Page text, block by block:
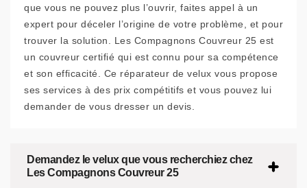
que vous ne pouvez plus l’ouvrir, faites appel à un
expert pour déceler l’origine de votre problème, et pour
trouver la solution. Les Compagnons Couvreur 25 est
un couvreur certifié qui est connu pour sa compétence
et son efficacité. Ce réparateur de velux vous propose
ses services à des prix compétitifs et vous pouvez lui
demander de vous dresser un devis.
Demandez le velux que vous recherchiez chez
Les Compagnons Couvreur 25